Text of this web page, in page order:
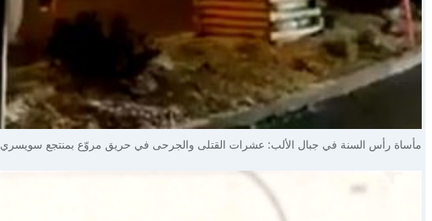
مأساة رأس السنة في جبال الألب: عشرات القتلى والجرحى في حريق مروّع بمنتجع سويسري